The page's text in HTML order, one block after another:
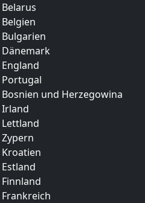
und Herzegowina